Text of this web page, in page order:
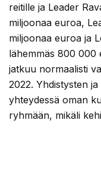
reitille ja Leader
miljoonaa euroa,
miljoonaa euroa ja
lähemmäs 800 000
jatkuu normaalisti
2022. Yhdistysten
yhteydessä oman
ryhmään, mikäli